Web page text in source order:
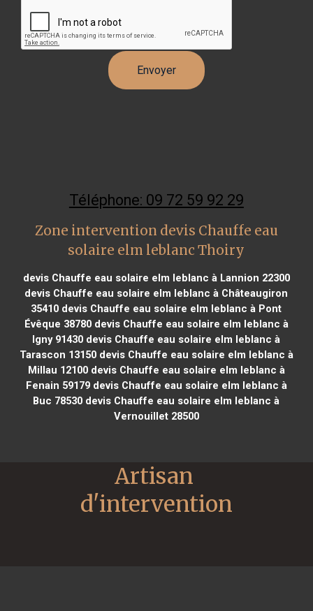
Téléphone: 09 72 59 92 29
Zone intervention devis Chauffe eau
solaire elm leblanc Thoiry
devis Chauffe eau solaire elm leblanc à Lannion 22300
devis Chauffe eau solaire elm leblanc à Châteaugiron
35410 devis Chauffe eau solaire elm leblanc à Pont
Évêque 38780devis Chauffe eau solaire elm leblanc à
Igny 91430 devis Chauffe eau solaire elm leblanc à
Tarascon 13150devis Chauffe eau solaire elm leblanc à
Millau 12100devis Chauffe eau solaire elm leblanc à
Fenain 59179devis Chauffe eau solaire elm leblanc à
Buc 78530 devis Chauffe eau solaire elm leblanc à
Vernouillet 28500
Artisan
d'intervention